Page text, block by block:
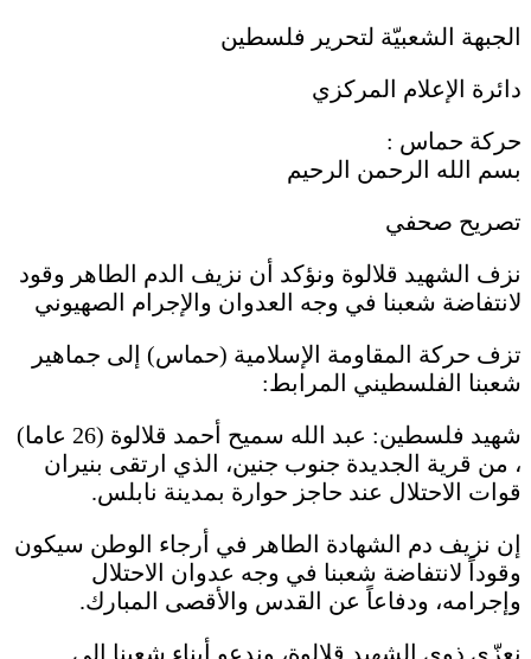
الجبهة الشعبيّة لتحرير فلسطين
دائرة الإعلام المركزي
حركة حماس :
بسم الله الرحمن الرحيم
تصريح صحفي
نزف الشهيد قلالوة ونؤكد أن نزيف الدم الطاهر وقود
لانتفاضة شعبنا في وجه العدوان والإجرام الصهيوني
تزف حركة المقاومة الإسلامية (حماس) إلى جماهير
شعبنا الفلسطيني المرابط:
شهيد فلسطين: عبد الله سميح أحمد قلالوة (26 عاما)
، من قرية الجديدة جنوب جنين، الذي ارتقى بنيران
قوات الاحتلال عند حاجز حوارة بمدينة نابلس.
إن نزيف دم الشهادة الطاهر في أرجاء الوطن سيكون
وقوداً لانتفاضة شعبنا في وجه عدوان الاحتلال
وإجرامه، ودفاعاً عن القدس والأقصى المبارك.
نعزّي ذوي الشهيد قلالوة، وندعو أبناء شعبنا إلى